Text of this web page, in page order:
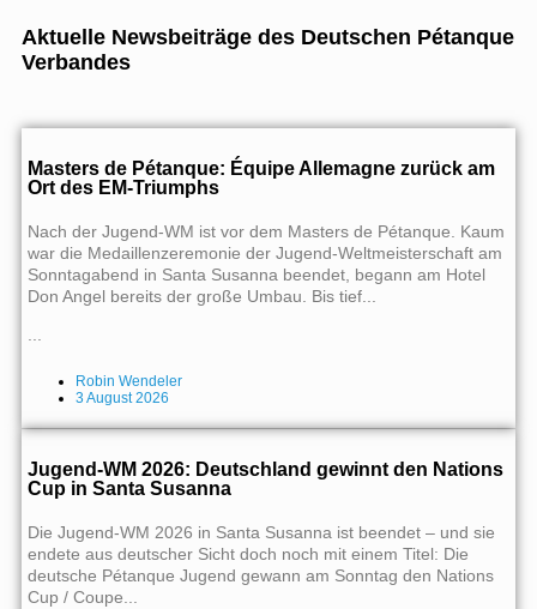
Aktuelle Newsbeiträge des Deutschen Pétanque
Verbandes
Masters de Pétanque: Équipe Allemagne zurück am
Ort des EM-Triumphs
Nach der Jugend-WM ist vor dem Masters de Pétanque. Kaum
war die Medaillenzeremonie der Jugend-Weltmeisterschaft am
Sonntagabend in Santa Susanna beendet, begann am Hotel
Don Angel bereits der große Umbau. Bis tief...
Robin Wendeler
3 August 2026
Jugend-WM 2026: Deutschland gewinnt den Nations
Cup in Santa Susanna
Die Jugend-WM 2026 in Santa Susanna ist beendet – und sie
endete aus deutscher Sicht doch noch mit einem Titel: Die
deutsche Pétanque Jugend gewann am Sonntag den Nations
Cup / Coupe...